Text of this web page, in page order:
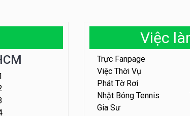
Việc
Trực Fanpage
Việc Thời Vụ
Phát Tờ Rơi
Nhặt Bóng Tennis
Gia Sư